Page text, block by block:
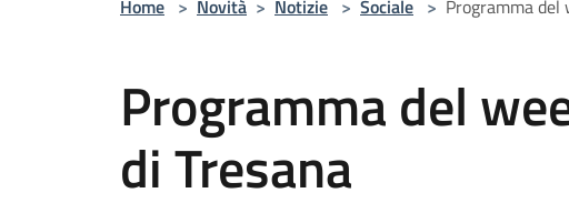
Home > Novità > Notizie > Sociale > Programma del
Programma del
di Tresana